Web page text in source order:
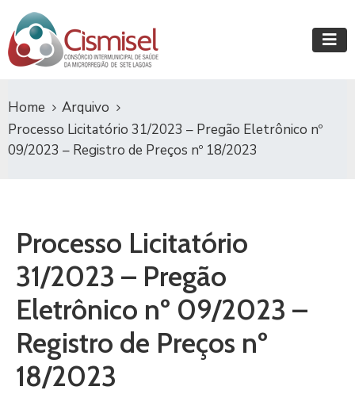
Home
Arquivo
Processo Licitatório 31/2023 – Pregão Eletrônico nº
09/2023 – Registro de Preços nº 18/2023
Processo Licitatório
31/2023 – Pregão
Eletrônico nº 09/2023 –
Registro de Preços nº
18/2023